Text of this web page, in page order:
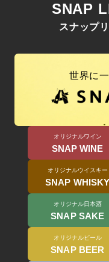
SNAP
スナップ
世界に
オリジナルワイン
SNAP WINE
オリジナルウイスキー
SNAP WHISKY
オリジナル日本酒
SNAP SAKE
オリジナルビール
SNAP BEER